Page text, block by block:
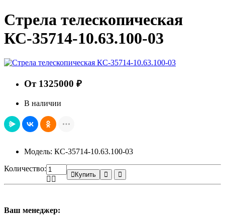
Стрела телескопическая
КС-35714-10.63.100-03
От 1325000 ₽
В наличии
Модель: КС-35714-10.63.100-03
Количество:
Купить
Ваш менеджер: